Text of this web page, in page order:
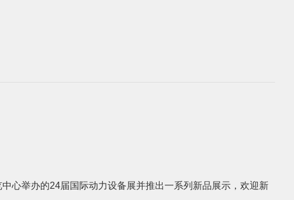
心举办的24届国际动力设备展并推出一系列新品展示，欢迎新